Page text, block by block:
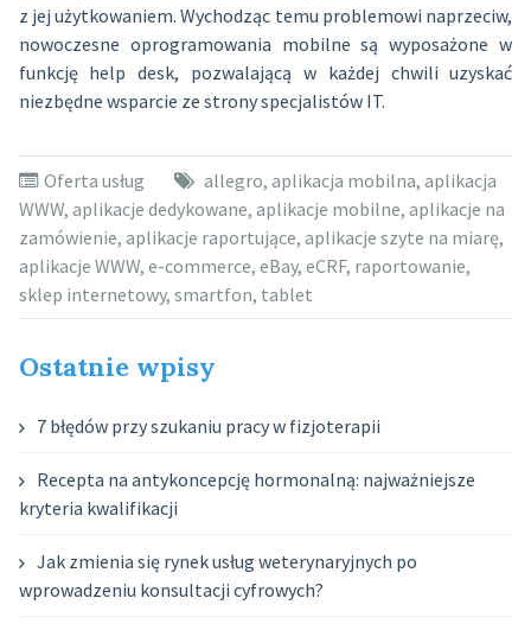
z jej użytkowaniem. Wychodząc temu problemowi naprzeciw,
nowoczesne oprogramowania mobilne są wyposażone w
funkcję help desk, pozwalającą w każdej chwili uzyskać
niezbędne wsparcie ze strony specjalistów IT.
Oferta usług allegro, aplikacja mobilna, aplikacja
WWW, aplikacje dedykowane, aplikacje mobilne, aplikacje na
zamówienie, aplikacje raportujące, aplikacje szyte na miarę,
aplikacje WWW, e-commerce, eBay, eCRF, raportowanie,
sklep internetowy, smartfon, tablet
Ostatnie wpisy
7 błędów przy szukaniu pracy w fizjoterapii
Recepta na antykoncepcję hormonalną: najważniejsze
kryteria kwalifikacji
Jak zmienia się rynek usług weterynaryjnych po
wprowadzeniu konsultacji cyfrowych?